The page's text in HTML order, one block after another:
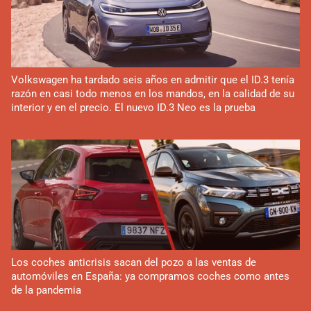
Volkswagen ha tardado seis años en admitir que el ID.3 tenía
razón en casi todo menos en los mandos, en la calidad de su
interior y en el precio. El nuevo ID.3 Neo es la prueba
Los coches anticrisis sacan del pozo a las ventas de
automóviles en España: ya compramos coches como antes
de la pandemia